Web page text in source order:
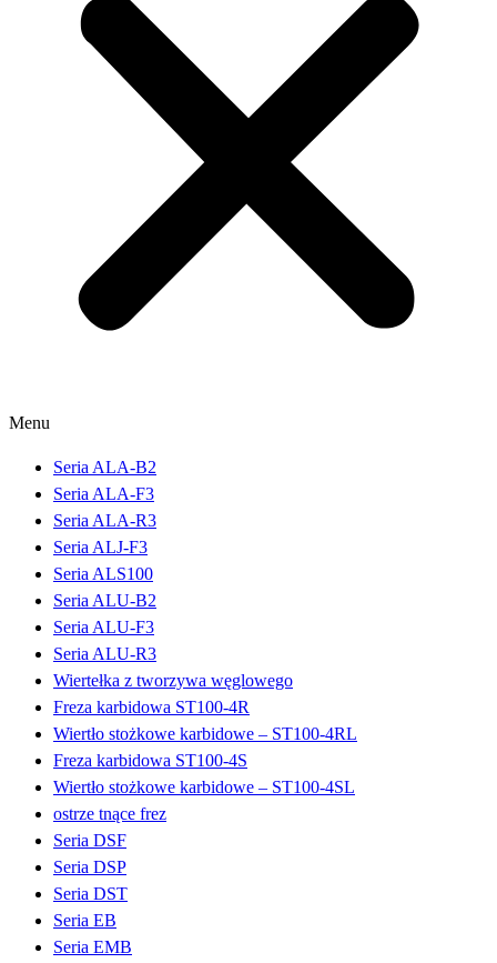
Menu
Seria ALA-B2
Seria ALA-F3
Seria ALA-R3
Seria ALJ-F3
Seria ALS100
Seria ALU-B2
Seria ALU-F3
Seria ALU-R3
Wiertełka z tworzywa węglowego
Freza karbidowa ST100-4R
Wiertło stożkowe karbidowe – ST100-4RL
Freza karbidowa ST100-4S
Wiertło stożkowe karbidowe – ST100-4SL
ostrze tnące frez
Seria DSF
Seria DSP
Seria DST
Seria EB
Seria EMB